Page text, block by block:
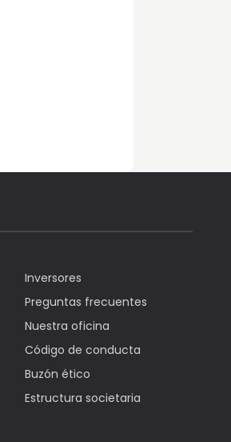
Inversores
Preguntas frecuentes
Nuestra oficina
Código de conducta
Buzón ético
Estructura societaria